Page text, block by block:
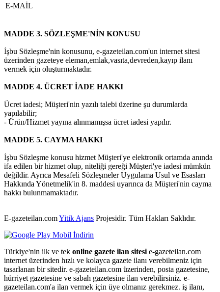
E-MAİL
MADDE 3. SÖZLEŞME'NİN KONUSU
İşbu Sözleşme'nin konusunu, e-gazeteilan.com'un internet sitesi
üzerinden gazeteye eleman,emlak,vasıta,devreden,kayıp ilanı
vermek için oluşturmaktadır.
MADDE 4. ÜCRET İADE HAKKI
Ücret iadesi; Müşteri'nin yazılı talebi üzerine şu durumlarda
yapılabilir;
- Ürün/Hizmet yayına alınmamışsa ücret iadesi yapılır.
MADDE 5. CAYMA HAKKI
İşbu Sözleşme konusu hizmet Müşteri'ye elektronik ortamda anında
ifa edilen bir hizmet olup, niteliği gereği Müşteri'ye iadesi mümkün
değildir. Ayrıca Mesafeli Sözleşmeler Uygulama Usul ve Esasları
Hakkında Yönetmelik'in 8. maddesi uyarınca da Müşteri'nin cayma
hakkı bulunmamaktadır.
E-gazeteilan.comYitik Ajans Projesidir. Tüm Hakları Saklıdır.
Türkiye'nin ilk ve tek online gazete ilan sitesi e-gazeteilan.com
internet üzerinden hızlı ve kolayca gazete ilanı verebilmeniz için
tasarlanan bir sitedir. e-gazeteilan.com üzerinden, posta gazetesine,
hürriyet gazetesine ve sabah gazetesine ilan verebilirsiniz. e-
gazeteilan.com'a ilan vermek için üye olmanız gerekmez. iş ilanı,